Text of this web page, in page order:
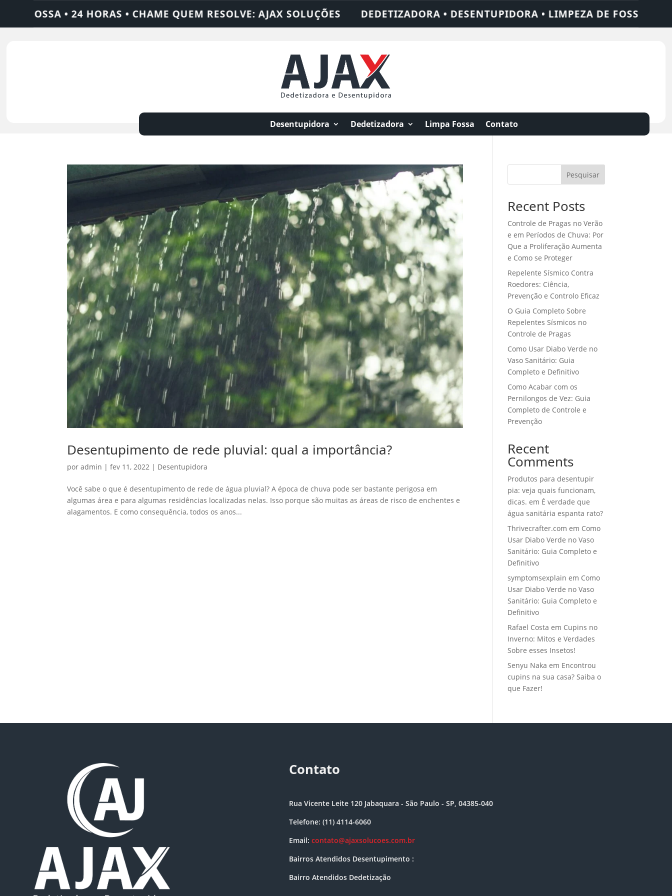
• 24 HORAS • CHAME QUEM RESOLVE: AJAX SOLUÇÕES DEDETIZADORA • DESENTUPIDORA • LIMPEZA DE FOSSA • 24
Desentupidora Dedetizadora Limpa Fossa Contato
Desentupimento de rede pluvial: qual a importância?
poradmin |fev 11, 2022 | Desentupidora
Você sabe o que é desentupimento de rede de água pluvial? A época de chuva pode ser bastante perigosa em
algumas área e para algumas residências localizadas nelas. Isso porque são muitas as áreas de risco de enchentes e
alagamentos. E como consequência, todos os anos...
Pesquisar
Recent Posts
Controle de Pragas no Verão
e em Períodos de Chuva: Por
Que a Proliferação Aumenta
e Como se Proteger
Repelente Sísmico Contra
Roedores: Ciência,
Prevenção e Controlo Eficaz
O Guia Completo Sobre
Repelentes Sísmicos no
Controle de Pragas
Como Usar Diabo Verde no
Vaso Sanitário: Guia
Completo e Definitivo
Como Acabar com os
Pernilongos de Vez: Guia
Completo de Controle e
Prevenção
Recent
Comments
Produtos para desentupir
pia: veja quais funcionam,
dicas. em É verdade que
água sanitária espanta rato?
Thrivecrafter.com em Como
Usar Diabo Verde no Vaso
Sanitário: Guia Completo e
Definitivo
symptomsexplain em Como
Usar Diabo Verde no Vaso
Sanitário: Guia Completo e
Definitivo
Rafael Costa em Cupins no
Inverno: Mitos e Verdades
Sobre esses Insetos!
Senyu Naka em Encontrou
cupins na sua casa? Saiba o
que Fazer!
Contato
Rua Vicente Leite 120 Jabaquara - São Paulo - SP, 04385-040
Telefone: (11) 4114-6060
Email: contato@ajaxsolucoes.com.br
Bairros Atendidos Desentupimento :
Bairro Atendidos Dedetização